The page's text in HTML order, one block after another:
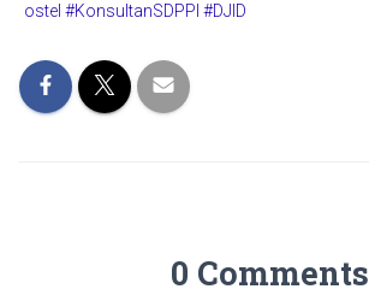
ostel #KonsultanSDPPI #DJID
0 Comments